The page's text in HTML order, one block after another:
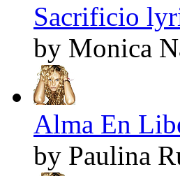
Sacrificio
by Monica
Alma En
by Paulina